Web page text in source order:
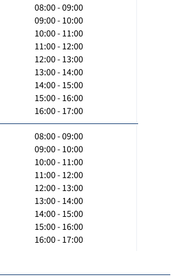
08:00 - 09:00
09:00 - 10:00
10:00 - 11:00
11:00 - 12:00
12:00 - 13:00
13:00 - 14:00
14:00 - 15:00
15:00 - 16:00
16:00 - 17:00
08:00 - 09:00
09:00 - 10:00
10:00 - 11:00
11:00 - 12:00
12:00 - 13:00
13:00 - 14:00
14:00 - 15:00
15:00 - 16:00
16:00 - 17:00